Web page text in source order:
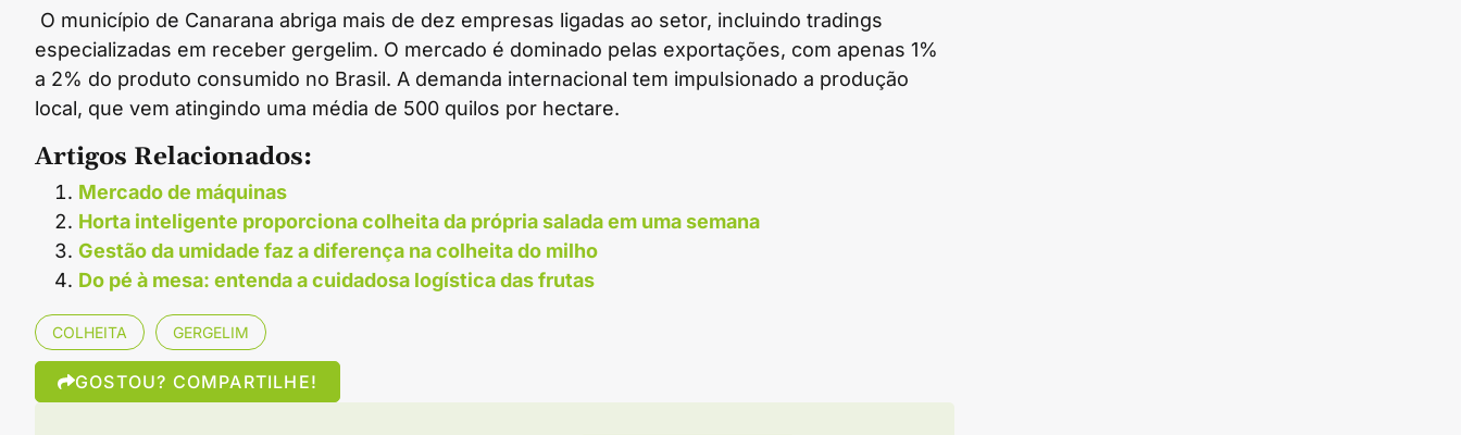
O município de Canarana abriga mais de dez empresas ligadas ao setor, incluindo tradings
especializadas em receber gergelim. O mercado é dominado pelas exportações, com apenas 1%
a 2% do produto consumido no Brasil. A demanda internacional tem impulsionado a produção
local, que vem atingindo uma média de 500 quilos por hectare.
Artigos Relacionados:
Mercado de máquinas
Horta inteligente proporciona colheita da própria salada em uma semana
Gestão da umidade faz a diferença na colheita do milho
Do pé à mesa: entenda a cuidadosa logística das frutas
COLHEITA GERGELIM
GOSTOU? COMPARTILHE!